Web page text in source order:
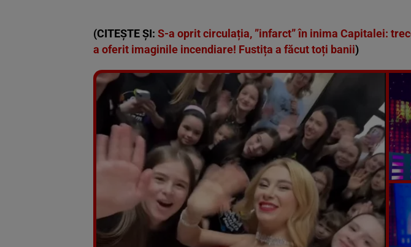
(CITEȘTE ȘI: S-a oprit circulația, ”infarct” în inima Capitalei:
a oferit imaginile incendiare! Fustița a făcut toți banii)